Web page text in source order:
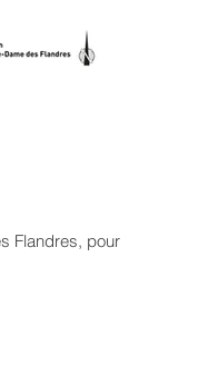
Flandres, pour